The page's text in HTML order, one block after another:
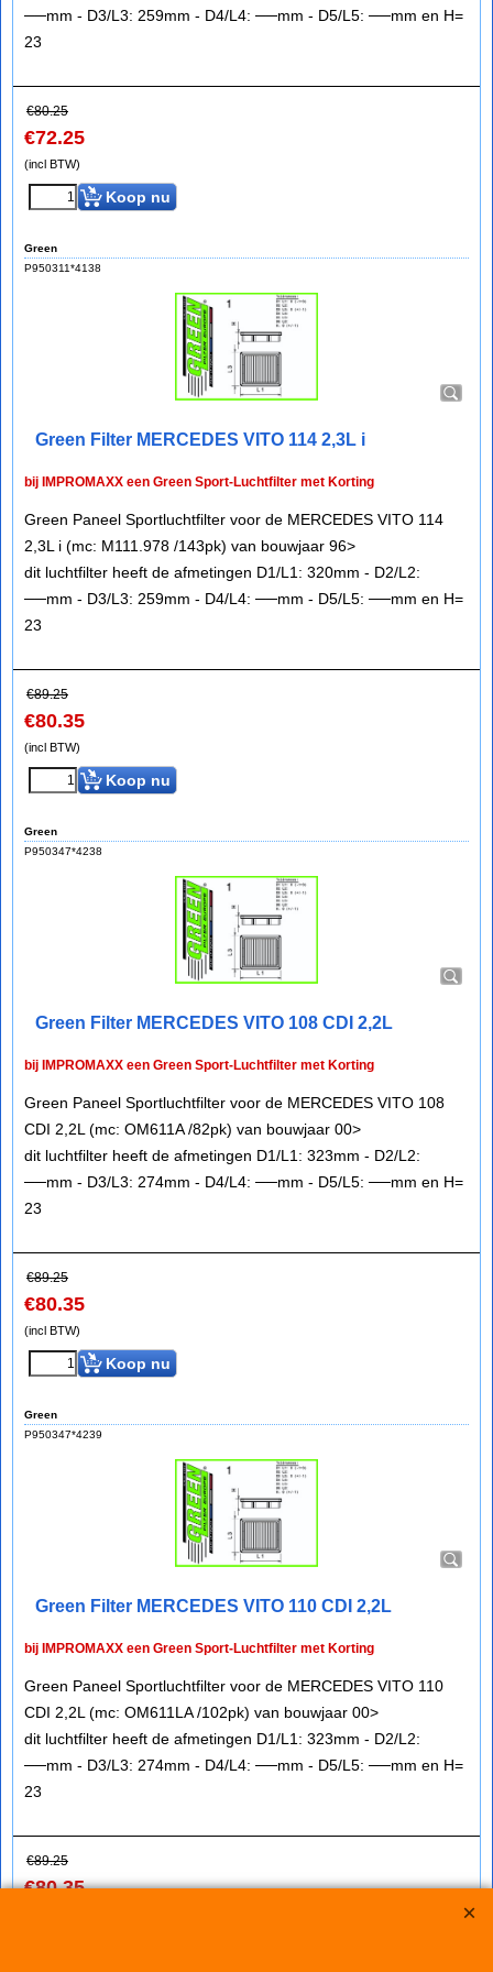
──mm - D3/L3: 259mm - D4/L4: ──mm - D5/L5: ──mm en H=
23
€80.25
€72.25
(incl BTW)
Koop nu
Green
P950311*4138
Green Filter MERCEDES VITO 114 2,3L i
bij IMPROMAXX een Green Sport-Luchtfilter met Korting
Green Paneel Sportluchtfilter voor de MERCEDES VITO 114
2,3L i (mc: M111.978 /143pk) van bouwjaar 96>
dit luchtfilter heeft de afmetingen D1/L1: 320mm - D2/L2:
──mm - D3/L3: 259mm - D4/L4: ──mm - D5/L5: ──mm en H=
23
€89.25
€80.35
(incl BTW)
Koop nu
Green
P950347*4238
Green Filter MERCEDES VITO 108 CDI 2,2L
bij IMPROMAXX een Green Sport-Luchtfilter met Korting
Green Paneel Sportluchtfilter voor de MERCEDES VITO 108
CDI 2,2L (mc: OM611A /82pk) van bouwjaar 00>
dit luchtfilter heeft de afmetingen D1/L1: 323mm - D2/L2:
──mm - D3/L3: 274mm - D4/L4: ──mm - D5/L5: ──mm en H=
23
€89.25
€80.35
(incl BTW)
Koop nu
Green
P950347*4239
Green Filter MERCEDES VITO 110 CDI 2,2L
bij IMPROMAXX een Green Sport-Luchtfilter met Korting
Green Paneel Sportluchtfilter voor de MERCEDES VITO 110
CDI 2,2L (mc: OM611LA /102pk) van bouwjaar 00>
dit luchtfilter heeft de afmetingen D1/L1: 323mm - D2/L2:
──mm - D3/L3: 274mm - D4/L4: ──mm - D5/L5: ──mm en H=
23
€89.25
€80.35